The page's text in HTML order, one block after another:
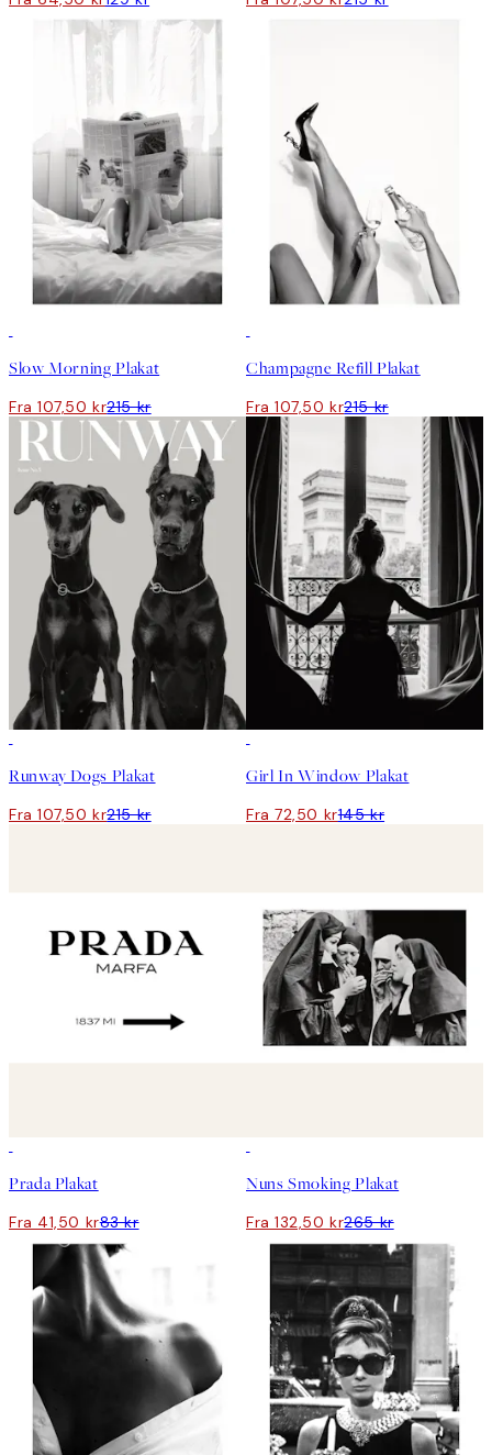
Slow Morning Plakat
Fra 107,50 kr215 kr
Champagne Refill Plakat
Fra 107,50 kr215 kr
Runway Dogs Plakat
Fra 107,50 kr215 kr
Girl In Window Plakat
Fra 72,50 kr145 kr
Prada Plakat
Fra 41,50 kr83 kr
Nuns Smoking Plakat
Fra 132,50 kr265 kr